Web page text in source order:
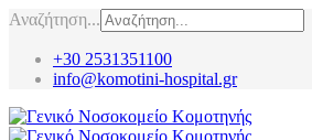
Αναζήτηση...
+30 2531351100
info@komotini-hospital.gr